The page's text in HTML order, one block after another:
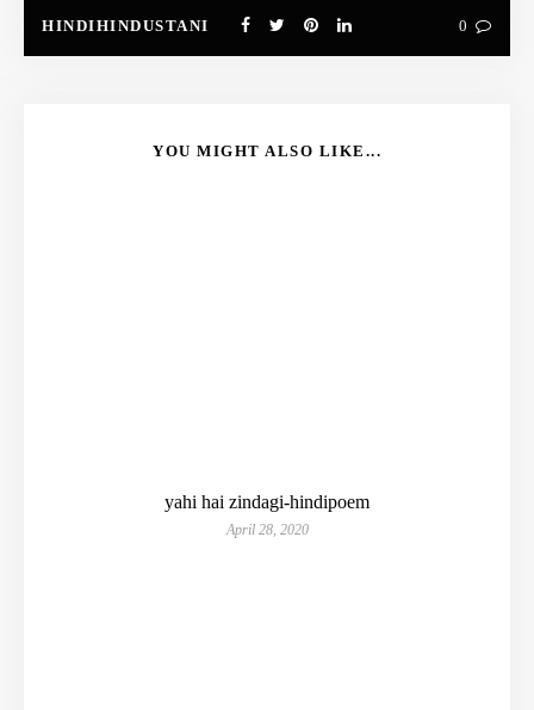
HINDIHINDUSTANI 0
YOU MIGHT ALSO LIKE...
yahi hai zindagi-hindipoem
April 28, 2020